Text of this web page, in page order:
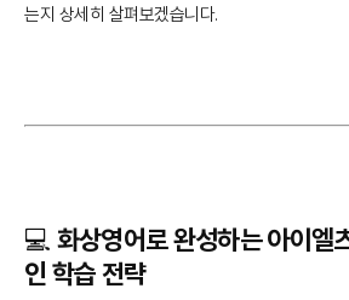
는지 상세히 살펴보겠습니다.
💻 화상영어로 완성하는 아이엘
인 학습 전략